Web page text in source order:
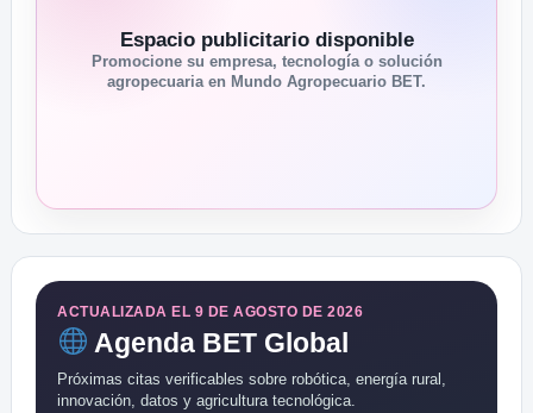
Espacio publicitario disponible
Promocione su empresa, tecnología o solución
agropecuaria en Mundo Agropecuario BET.
ACTUALIZADA EL 9 DE AGOSTO DE 2026
Agenda BET Global
Próximas citas verificables sobre robótica, energía rural,
innovación, datos y agricultura tecnológica.